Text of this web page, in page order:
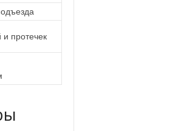
и протечек